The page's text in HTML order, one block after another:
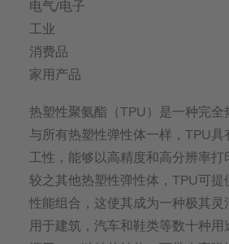
电气/电子
工业
消费品
家用产品
热塑性聚氨酯（TPU）是一种完全
与所有热塑性弹性体一样，TPU具
工性，能够以高精度和高分辨率打
较之其他热塑性弹性体，TPU可提
性能组合，这使其成为一种极其灵
用于建筑，汽车和鞋类等数十种用